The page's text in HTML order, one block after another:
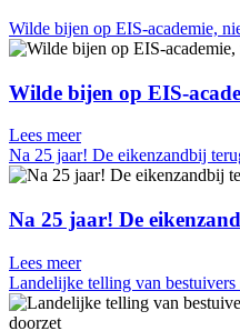
Wilde bijen op EIS-academie,
Wilde bijen op EIS-
Lees meer
Na 25 jaar! De eikenzandbij
Na 25 jaar! De
Lees meer
Landelijke telling van